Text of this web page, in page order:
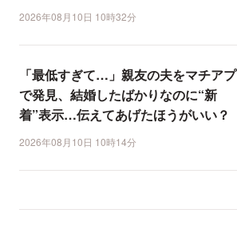
2026年08月10日 10時32分
「最低すぎて…」親友の夫をマチアプ
で発見、結婚したばかりなのに“新
着”表示…伝えてあげたほうがいい？
2026年08月10日 10時14分